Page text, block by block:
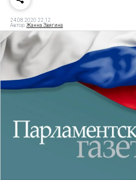
24.08.2020 22:12
Автор:Жанна Звягина